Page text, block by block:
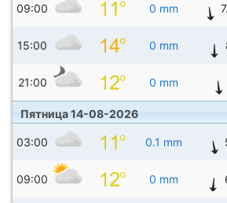
09:00 0 mm
15:00 0 mm
21:00 0 mm
Пятница 14-08-2026
03:00 0.1 mm
09:00 0 mm